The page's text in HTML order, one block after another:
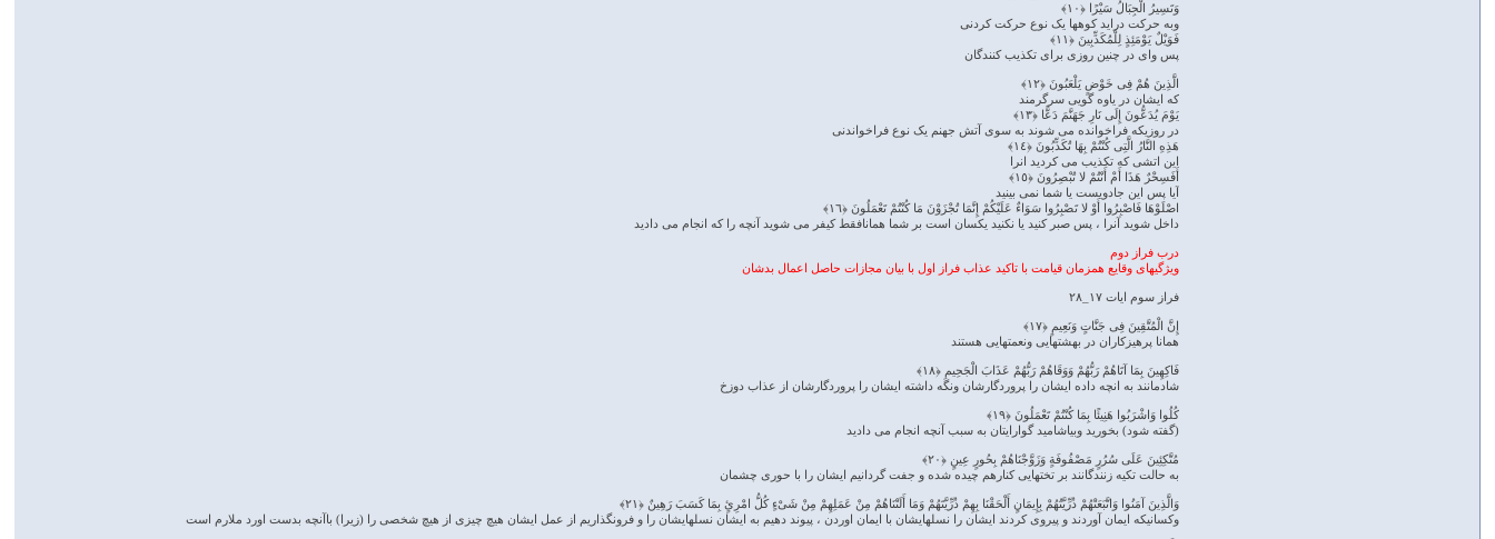
وَتَسِیرُ الْجِبَالُ سَیْرًا ﴿١٠﴾
وبه حرکت دراید کوهها یک نوع حرکت کردنی
فَوَیْلٌ یَوْمَئِذٍ لِلْمُکَذِّبِینَ ﴿١١﴾
پس وای در چنین روزی برای تکذیب کنندگان
الَّذِینَ هُمْ فِی خَوْضٍ یَلْعَبُونَ ﴿١٢﴾
که ایشان در یاوه گویی سرگرمند
یَوْمَ یُدَعُّونَ إِلَى نَارِ جَهَنَّمَ دَعًّا ﴿١٣﴾
در روزیکه فراخوانده می شوند به سوی آتش جهنم یک نوع فراخواندنی
هَذِهِ النَّارُ الَّتِی کُنْتُمْ بِهَا تُکَذِّبُونَ ﴿١٤﴾
این اتشی که تکذیب می کردید انرا
أَفَسِحْرٌ هَذَا أَمْ أَنْتُمْ لا تُبْصِرُونَ ﴿١٥﴾
آیا پس این جادویست یا شما نمی بینید
اصْلَوْهَا فَاصْبِرُوا أَوْ لا تَصْبِرُوا سَوَاءٌ عَلَیْکُمْ إِنَّمَا تُجْزَوْنَ مَا کُنْتُمْ تَعْمَلُونَ ﴿١٦﴾
داخل شوید آنرا ، پس صبر کنید یا نکنید یکسان است بر شما همانافقط کیفر می شوید آنچه را که انجام می دادید
درب فراز دوم
ویژگیهای وقایع همزمان قیامت با تاکید عذاب فراز اول با بیان مجازات حاصل اعمال بدشان
فراز سوم ایات ۱۷_۲۸
إِنَّ الْمُتَّقِینَ فِی جَنَّاتٍ وَنَعِیمٍ ﴿١٧﴾
همانا پرهیزکاران در بهشتهایی ونعمتهایی هستند
فَاکِهِینَ بِمَا آتَاهُمْ رَبُّهُمْ وَوَقَاهُمْ رَبُّهُمْ عَذَابَ الْجَحِیمِ ﴿١٨﴾
شادمانند به انچه داده ایشان را پروردگارشان ونگه داشته ایشان را پروردگارشان از عذاب دوزخ
کُلُوا وَاشْرَبُوا هَنِیئًا بِمَا کُنْتُمْ تَعْمَلُونَ ﴿١٩﴾
(گفته شود) بخورید وبیاشامید گوارایتان به سبب آنچه انجام می دادید
مُتَّکِئِینَ عَلَى سُرُرٍ مَصْفُوفَةٍ وَزَوَّجْنَاهُمْ بِحُورٍ عِینٍ ﴿٢٠﴾
به حالت تکیه زنندگانند بر تختهایی کنارهم چیده شده و جفت گردانیم ایشان را با حوری چشمان
وَالَّذِینَ آمَنُوا وَاتَّبَعَتْهُمْ ذُرِّیَّتُهُمْ بِإِیمَانٍ أَلْحَقْنَا بِهِمْ ذُرِّیَّتَهُمْ وَمَا أَلَتْنَاهُمْ مِنْ عَمَلِهِمْ مِنْ شَیْءٍ کُلُّ امْرِئٍ بِمَا کَسَبَ رَهِینٌ ﴿٢١﴾
وکسانیکه ایمان آوردند و پیروی کردند ایشان را نسلهایشان با ایمان اوردن ، پیوند دهیم به ایشان نسلهایشان را و فرونگذاریم از عمل ایشان هیچ چیزی از هیچ شخصی را (زیرا) باآنچه بدست اورد ملارم است